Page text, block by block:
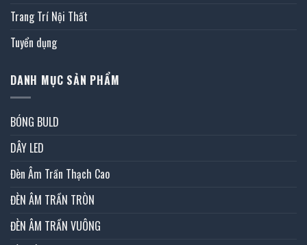
Trang Trí Nội Thất
Tuyển dụng
DANH MỤC SẢN PHẨM
BÓNG BULD
DÂY LED
Đèn Âm Trần Thạch Cao
ĐÈN ÂM TRẦN TRÒN
ĐÈN ÂM TRẦN VUÔNG